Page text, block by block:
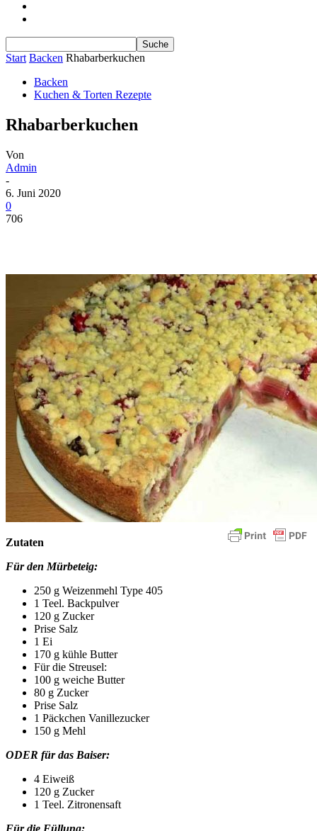
Start Backen Rhabarberkuchen
Backen
Kuchen & Torten Rezepte
Rhabarberkuchen
Von
Admin
-
6. Juni 2020
0
706
Zutaten
Für den Mürbeteig:
250 g Weizenmehl Type 405
1 Teel. Backpulver
120 g Zucker
Prise Salz
1 Ei
170 g kühle Butter
Für die Streusel:
100 g weiche Butter
80 g Zucker
Prise Salz
1 Päckchen Vanillezucker
150 g Mehl
ODER für das Baiser:
4 Eiweiß
120 g Zucker
1 Teel. Zitronensaft
Für die Füllung: